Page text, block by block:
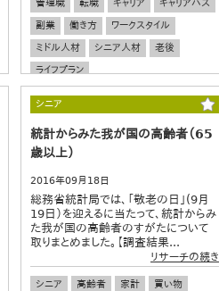
管理職 転職 キャリア
キャリアパス
副業
働き方
ワークスタイル
ミドル人材
シニア人材
老後
ライフプラン
シニア
統計からみた我が国の高齢者（65
歳以上）
2016年09月18日
総務省統計局では、「敬老の日」(9月
19日）を迎えるに当たって、統計からみ
た我が国の高齢者のすがたについて
取りまとめました。【調査結果...
リサーチの続き
シニア 高齢者 家計
買い物